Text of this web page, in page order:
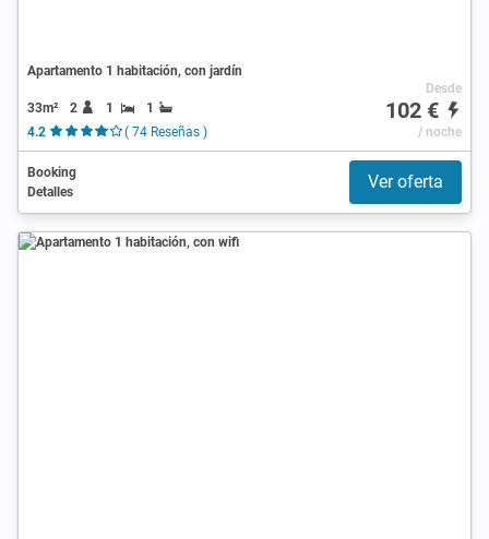
Apartamento 1 habitación, con jardín
33m² 2 1
1
4.2
( 74 Reseñas )
Desde
102 €
/ noche
Booking
Detalles
Ver oferta